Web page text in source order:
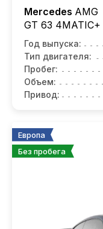
Mercedes AMG
GT 63 4MATIC+
Год выпуска:
Тип двигателя:
Пробег:
Объем:
Привод:
Европа
Без пробега